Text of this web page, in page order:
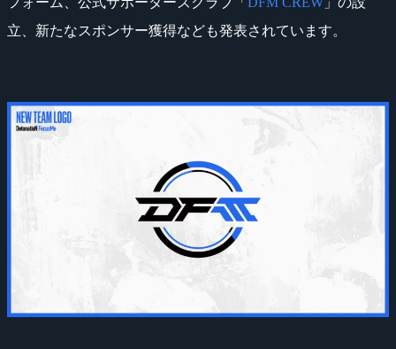
立、新たなスポンサー獲得なども発表されています。